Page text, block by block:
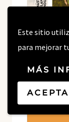
Este sitio
para mejorar
MÁS